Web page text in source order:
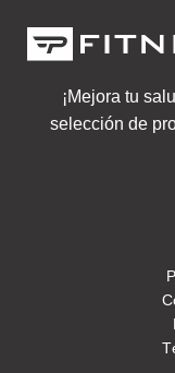
¡Mejora tu
selección de